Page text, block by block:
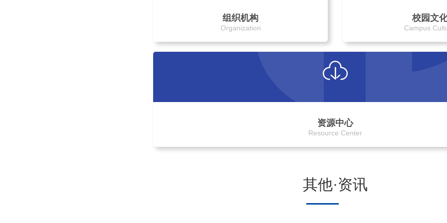
组织机构
Organization
校园文
Campus
资源中心
Resource Center
其他·资讯